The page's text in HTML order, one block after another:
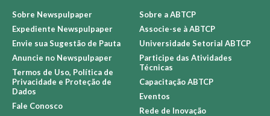
Sobre Newspulpaper
Expediente Newspulpaper
Envie sua Sugestão de Pauta
Anuncie no Newspulpaper
Termos de Uso, Política de
Privacidade e Proteção de
Dados
Fale Conosco
Sobre a ABTCP
Associe-se à ABTCP
Universidade Setorial ABTCP
Participe das Atividades
Técnicas
Capacitação ABTCP
Eventos
Rede de Inovação